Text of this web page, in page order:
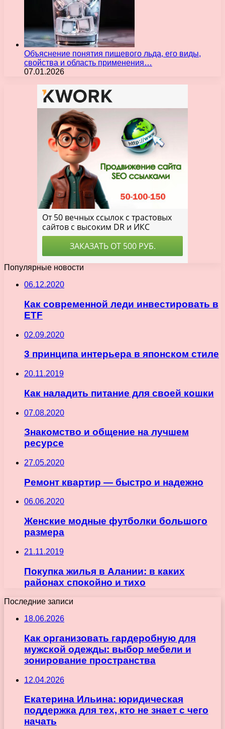
Объяснение понятия пищевого льда, его виды,
свойства и область применения…
07.01.2026
Популярные новости
06.12.2020
Как современной леди инвестировать в
ETF
02.09.2020
3 принципа интерьера в японском стиле
20.11.2019
Как наладить питание для своей кошки
07.08.2020
Знакомство и общение на лучшем
ресурсе
27.05.2020
Ремонт квартир — быстро и надежно
06.06.2020
Женские модные футболки большого
размера
21.11.2019
Покупка жилья в Алании: в каких
районах спокойно и тихо
Последние записи
18.06.2026
Как организовать гардеробную для
мужской одежды: выбор мебели и
зонирование пространства
12.04.2026
Екатерина Ильина: юридическая
поддержка для тех, кто не знает с чего
начать